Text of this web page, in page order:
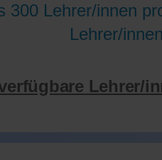
300 Lehrer/innen
Lehrer/
Lehrer/